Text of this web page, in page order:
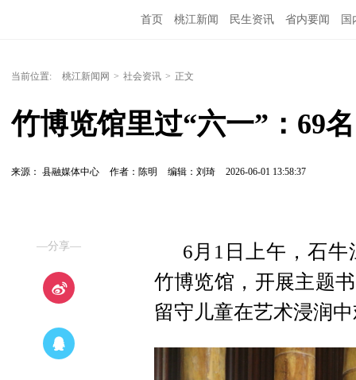
首页 桃江新闻 民生资讯 省内要闻 国
当前位置: 桃江新闻网 > 社会资讯 > 正文
竹博览馆里过“六一”：69
来源： 县融媒体中心 作者：陈明 编辑：刘琦 2026-06-01 13:58:37
—分享—
6月1日上午，石
竹博览馆，开展主题
留守儿童在艺术浸润